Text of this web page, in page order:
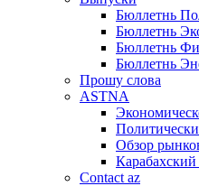
Бюллетнь
Бюллетнь
Бюллетнь
Бюллетнь
Прошу слова
ASTNA
Обзор
Contact az